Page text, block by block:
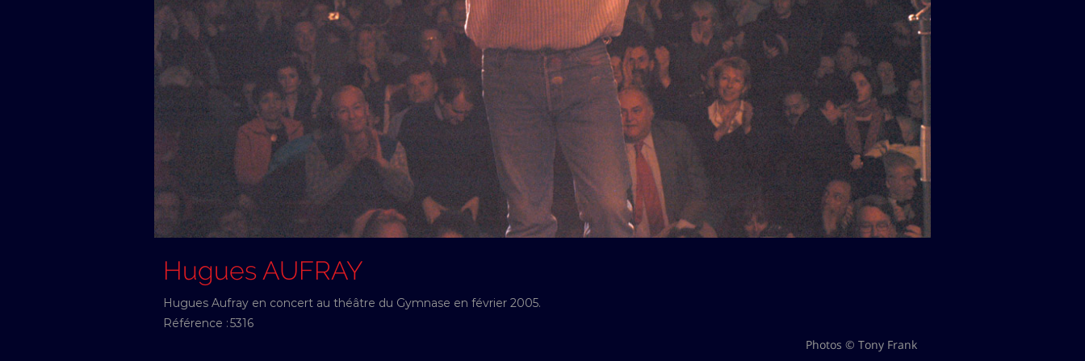
Hugues AUFRAY
Hugues Aufray en concert au théâtre du Gymnase en février 2005.
Référence :5316
Photos © Tony Frank